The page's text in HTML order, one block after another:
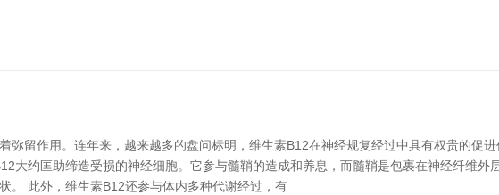
留作用。连年来，越来越多的盘问标明，维生素B12在神经规复经过中具有权贵的促
约匡助缔造受损的神经细胞。它参与髓鞘的造成和养息，而髓鞘是包裹在神经纤维外
。 此外，维生素B12还参与体内多种代谢经过，有